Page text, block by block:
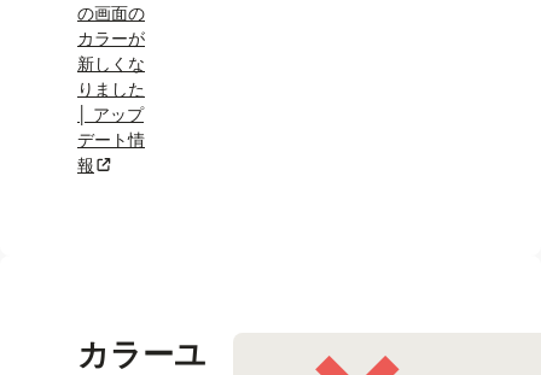
の画面の
カラーが
新しくな
りました
│ アップ
デート情
報新規タブまたはウィンドウで開く
カラーユ